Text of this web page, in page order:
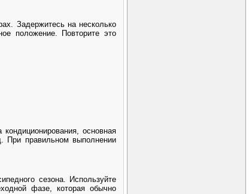
Задержитесь на несколько
положение. Повторите это
основная
При правильном выполнении
сезона. Используйте
фазе, которая обычно